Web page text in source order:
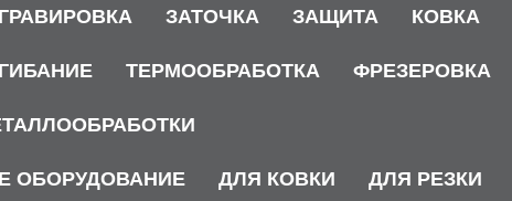
ГРАВИРОВКА ЗАТОЧКА ЗАЩИТА КОВКА
ТЕРМООБРАБОТКА ФРЕЗЕРОВКА
ОБОРУДОВАНИЕ ДЛЯ КОВКИ ДЛЯ РЕЗКИ